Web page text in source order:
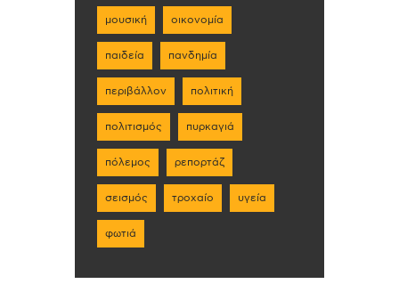
μουσική οικονομία
παιδεία πανδημία
περιβάλλον πολιτική
πολιτισμός πυρκαγιά
πόλεμος ρεπορτάζ
σεισμός τροχαίο υγεία
φωτιά